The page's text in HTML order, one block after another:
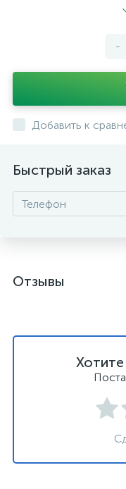
-
Добавить к
Быстрый заказ
Отзывы